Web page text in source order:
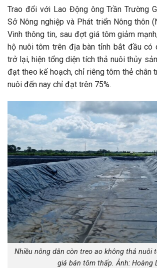
Trao đổi với Lao Động ông Trần Trường
Sở Nông nghiệp và Phát triển Nông thôn
Vinh thông tin, sau đợt giá tôm giảm
hộ nuôi tôm trên địa bàn tỉnh bắt đầu có
trở lại, hiện tổng diện tích thả nuôi thủy
đạt theo kế hoạch, chỉ riêng tôm thẻ chân
nuôi đến nay chỉ đạt trên 75%.
Nhiều nông dân còn treo ao không thả nuôi
giá bán tôm thấp. Ảnh: Hoàng